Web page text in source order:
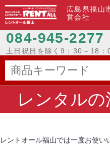
広島県福山
営会社
084-945-2277
土日祝日を除く9：30～18：
レンタルの
レントオール福山では一度お使